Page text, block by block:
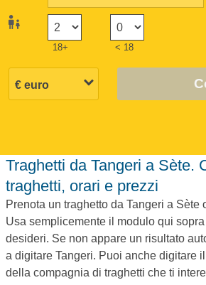
18+ < 18
Traghetti da Tangeri a Sète. Confronta
traghetti, orari e prezzi
Prenota un traghetto da Tangeri a Sète
Usa semplicemente il modulo qui
desideri. Se non appare un risultato
a digitare Tangeri. Puoi anche digitare
della compagnia di traghetti che ti